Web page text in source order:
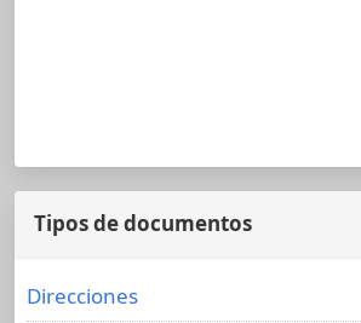
Tipos de documentos
Direcciones